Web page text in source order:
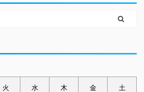
火 水 木 金 土